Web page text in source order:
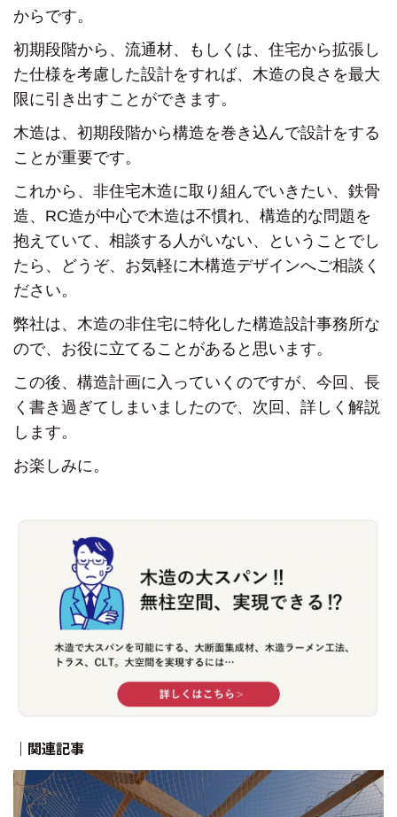
からです。
初期段階から、流通材、もしくは、住宅から拡張し
た仕様を考慮した設計をすれば、 木造の良さを最大
限に引き出すことができます。
木造は、初期段階から構造を巻き込んで設計をする
ことが重要です。
これから、非住宅木造に取り組んでいきたい、 鉄骨
造、RC造が中心で木造は不慣れ、 構造的な問題を
抱えていて、相談する人がいない、
ということでし
たら、どうぞ、お気軽に木構造デザインへご相談く
ださい。
弊社は、木造の非住宅に特化した構造設計事務所な
ので、 お役に立てることがあると思います。
この後、構造計画に入っていくのですが、 今回、長
く書き過ぎてしまいましたので、 次回、詳しく解説
します。
お楽しみに。
｜関連記事